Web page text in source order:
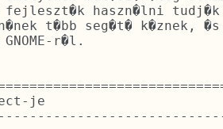
fejleszt�k haszn�lni tudj�k
t�bb seg�t� k�znek,
r�l.
je